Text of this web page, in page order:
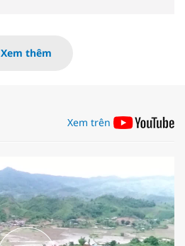
Xem thêm
Xem trên